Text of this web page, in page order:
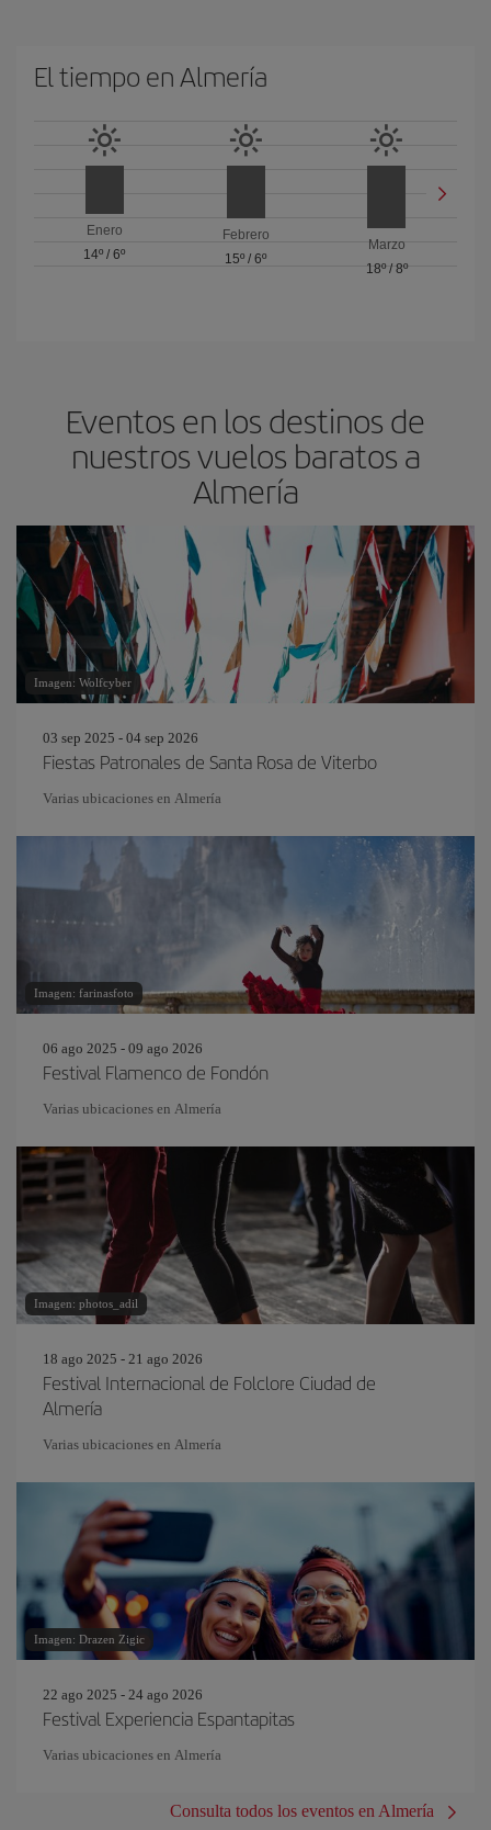
El tiempo en Almería
Enero
14º /6º
Febrero
15º / 6º
Marzo
18º/ 8º
Eventos en los destinos de
nuestros vuelos baratos a
Almería
Imagen: Wolfcyber
03 sep 2025 - 04 sep 2026
Fiestas Patronales de Santa Rosa de Viterbo
Varias ubicaciones en Almería
Imagen: farinasfoto
06 ago 2025 - 09 ago 2026
Festival Flamenco de Fondón
Varias ubicaciones en Almería
Imagen: photos_adil
18 ago 2025 - 21 ago 2026
Festival Internacional de Folclore Ciudad de
Almería
Varias ubicaciones en Almería
Imagen: Drazen Zigic
22 ago 2025 - 24 ago 2026
Festival Experiencia Espantapitas
Varias ubicaciones en Almería
Consulta todos los eventos en Almería